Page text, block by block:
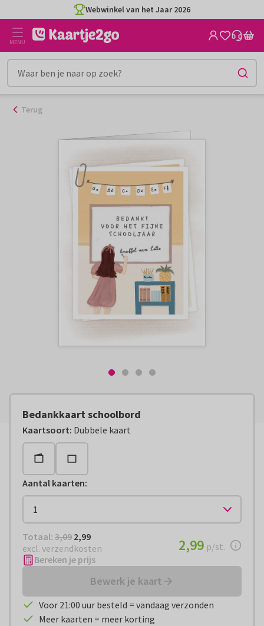
naar
inhoud
Webwinkel van het Jaar 2026
MENU
Terug
Bedankkaart schoolbord
Kaartsoort: Dubbele kaart
Aantal kaarten:
Totaal: € 2,99
Totaal: 3,09 2,99
excl. verzendkosten
€ 2,99per stuk
2,99 p/st.
Bereken je prijs
Bewerk je kaart
Voor 21:00 uur besteld = vandaag verzonden
Meer kaarten = meer korting